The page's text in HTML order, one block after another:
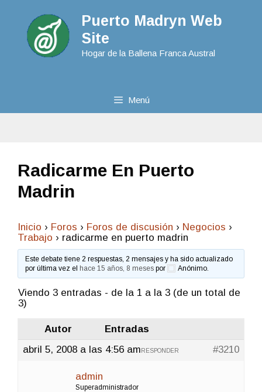
Puerto Madryn Web
Site
Hogar de la Ballena Franca Austral
Menú
Radicarme En Puerto
Madrin
Inicio › Foros › Foros de discusión › Negocios ›
Trabajo › radicarme en puerto madrin
Este debate tiene 2 respuestas, 2 mensajes y ha sido actualizado
por última vez elhace 15 años, 8 meses por Anónimo
Viendo 3 entradas - de la 1 a la 3 (de un total de
3)
Autor
Entradas
abril 5, 2008 a las 4:56 am
#3210
RESPONDER
admin
Superadministrador